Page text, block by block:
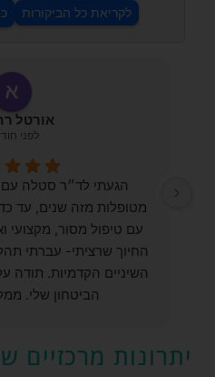
לקריאת כל הביקורות
אורטל
לפני
הגעתי לד״ר סטלה עם
מטופלות מזה שנים, עד
עם טיפול מסור, מקצועי
החיוך שרציתי- עברתי
השיניים הקדמיות. תודה
הביטחון שלי.
יתרונות מרכזיים